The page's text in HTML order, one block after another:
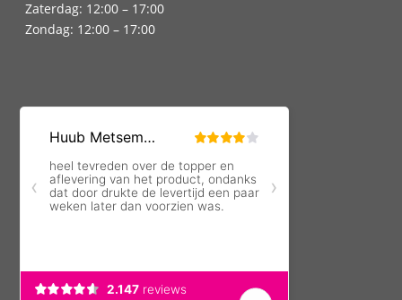
Zaterdag: 12:00 – 17:00
Zondag: 12:00 – 17:00